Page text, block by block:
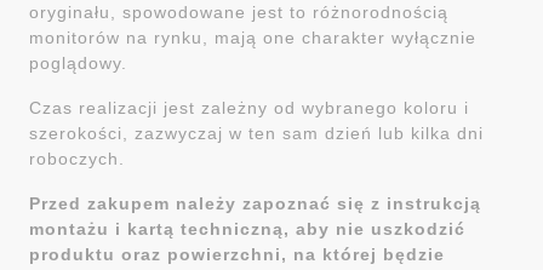
oryginału, spowodowane jest to różnorodnością
monitorów na rynku, mają one charakter wyłącznie
poglądowy.
Czas realizacji jest zależny od wybranego koloru i
szerokości, zazwyczaj w ten sam dzień lub kilka dni
roboczych.
Przed zakupem należy zapoznać się z instrukcją
montażu i kartą techniczną, aby nie uszkodzić
produktu oraz powierzchni, na której będzie